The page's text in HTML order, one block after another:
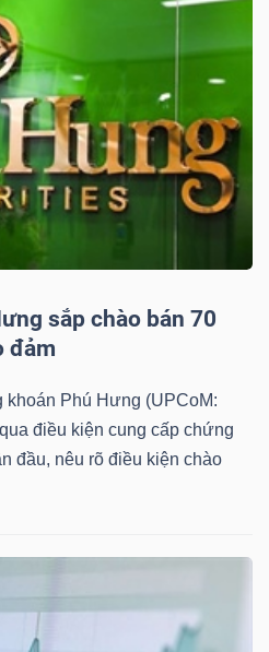
sắp chào bán 70
đảm
Phú Hưng (UPCoM:
điều kiện cung cấp chứng
đầu, nêu rõ điều kiện chào